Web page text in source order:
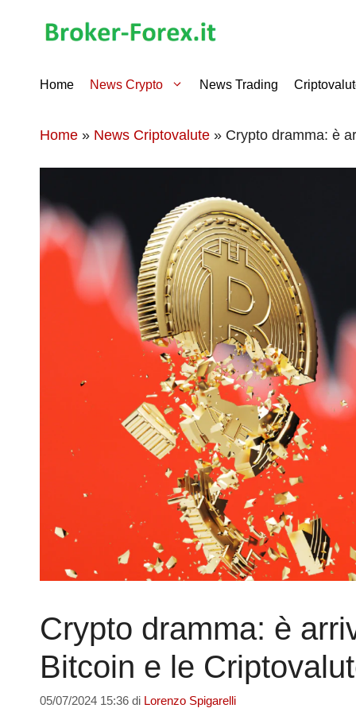
Home News Crypto News Trading
Home » News Criptovalute » Crypto dramma: è
Crypto dramma: è
Bitcoin e le
05/07/2024 15:36 di Lorenzo Spigarelli